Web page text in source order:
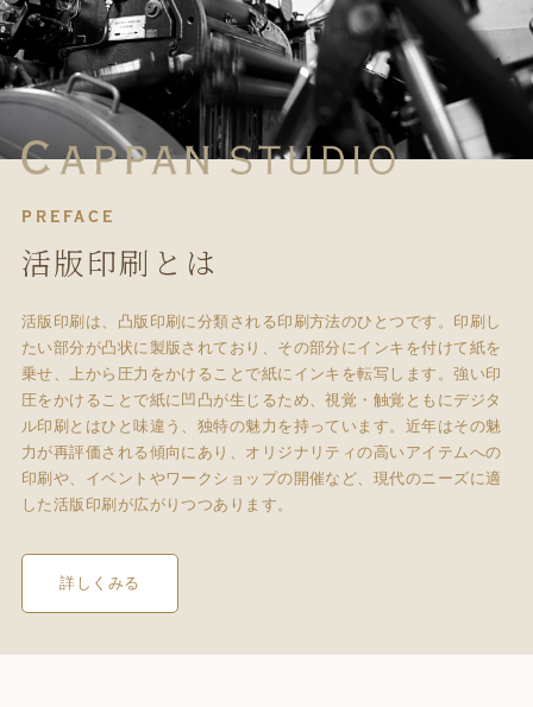
PREFACE
活版印刷とは
活版印刷は、凸版印刷に分類される印刷方法のひとつです。印刷し
たい部分が凸状に製版されており、その部分にインキを付けて紙を
乗せ、上から圧力をかけることで紙にインキを転写します。強い印
圧をかけることで紙に凹凸が生じるため、視覚・触覚ともにデジタ
ル印刷とはひと味違う、独特の魅力を持っています。近年はその魅
力が再評価される傾向にあり、オリジナリティの高いアイテムへの
印刷や、イベントやワークショップの開催など、現代のニーズに適
した活版印刷が広がりつつあります。
詳しくみる